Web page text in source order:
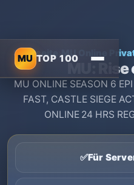
MU TOP 100
Startseite ›MU Online
MU:
MU ONLINE SEASON 6
FAST, CASTLE SIEGE
ONLINE 24 HRS
✅Für